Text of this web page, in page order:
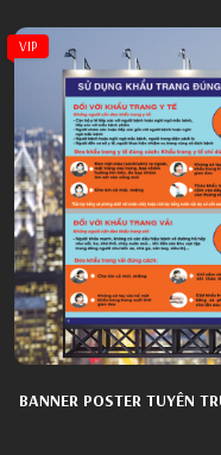
VIP
BANNER POSTER TUYÊN